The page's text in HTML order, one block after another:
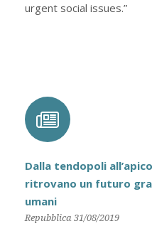
urgent social issues.”
Dalla tendopoli
ritrovano un futuro
umani
Repubblica 31/08/2019